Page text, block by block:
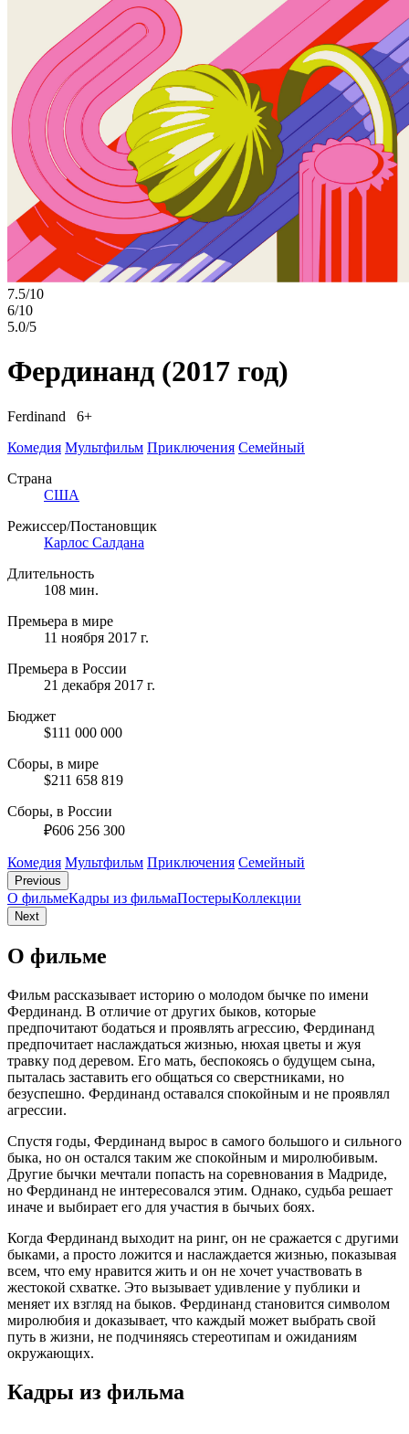
7.5/10
6/10
5.0/5
Фердинанд (2017 год)
Ferdinand 6+
Комедия Мультфильм Приключения Семейный
Страна
США
Режиссер/Постановщик
Карлос Салдана
Длительность
108 мин.
Премьера в мире
11 ноября 2017 г.
Премьера в России
21 декабря 2017 г.
Бюджет
$111 000 000
Сборы, в мире
$211 658 819
Сборы, в России
₽606 256 300
Комедия Мультфильм Приключения Семейный
Previous
О фильмеКадры из фильмaПостерыКоллекции
Next
О фильме
Фильм рассказывает историю о молодом бычке по имени
Фердинанд. В отличие от других быков, которые
предпочитают бодаться и проявлять агрессию, Фердинанд
предпочитает наслаждаться жизнью, нюхая цветы и жуя
травку под деревом. Его мать, беспокоясь о будущем сына,
пыталась заставить его общаться со сверстниками, но
безуспешно. Фердинанд оставался спокойным и не проявлял
агрессии.
Спустя годы, Фердинанд вырос в самого большого и сильного
быка, но он остался таким же спокойным и миролюбивым.
Другие бычки мечтали попасть на соревнования в Мадриде,
но Фердинанд не интересовался этим. Однако, судьба решает
иначе и выбирает его для участия в бычьих боях.
Когда Фердинанд выходит на ринг, он не сражается с другими
быками, а просто ложится и наслаждается жизнью, показывая
всем, что ему нравится жить и он не хочет участвовать в
жестокой схватке. Это вызывает удивление у публики и
меняет их взгляд на быков. Фердинанд становится символом
миролюбия и доказывает, что каждый может выбрать свой
путь в жизни, не подчиняясь стереотипам и ожиданиям
окружающих.
Кадры из фильмa